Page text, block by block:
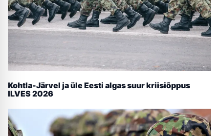
Kohtla-Järvel ja üle Eesti algas suur kriisiõppus
ILVES 2026